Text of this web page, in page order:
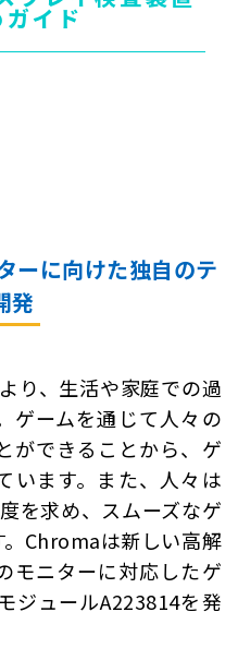
イド
ーに向けた独自のテ
発
り、生活や家庭での過
ゲームを通じて人々の
ができることから、ゲ
います。また、人々は
を求め、スムーズなゲ
Chromaは新しい高解
モニターに対応したゲ
ジュールA223814を発